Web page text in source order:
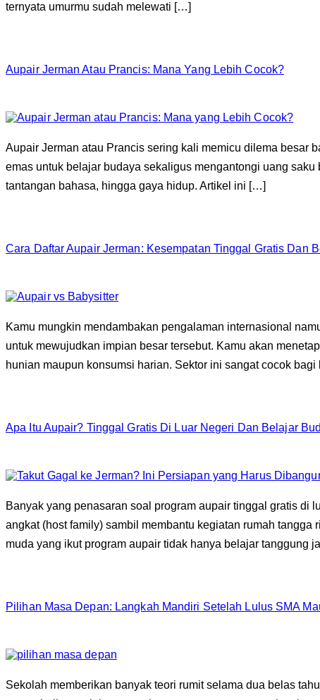
ternyata umurmu sudah melewati […]
Aupair Jerman Atau Prancis: Mana Yang Lebih Cocok?
Aupair Jerman atau Prancis sering kali memicu dilema besar
emas untuk belajar budaya sekaligus mengantongi uang
tantangan bahasa, hingga gaya hidup. Artikel ini […]
Cara Daftar Aupair Jerman: Kesempatan Tinggal Gratis Dan
Kamu mungkin mendambakan pengalaman internasional
untuk mewujudkan impian besar tersebut. Kamu akan
hunian maupun konsumsi harian. Sektor ini sangat cocok
Apa Itu Aupair? Tinggal Gratis Di Luar Negeri Dan Belajar
Banyak yang penasaran soal program aupair tinggal gratis di
angkat (host family) sambil membantu kegiatan rumah
muda yang ikut program aupair tidak hanya belajar tanggung
Pilihan Masa Depan: Langkah Mandiri Setelah Lulus SMA
Sekolah memberikan banyak teori rumit selama dua belas